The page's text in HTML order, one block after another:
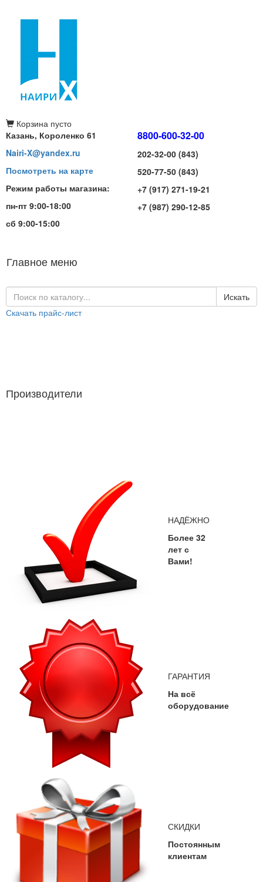
Корзина пусто
Казань, Короленко 61
Nairi-X@yandex.ru
Посмотреть на карте
Режим работы магазина:
пн-пт 9:00-18:00
сб 9:00-15:00
8800-600-32-00
202-32-00 (843)
520-77-50 (843)
+7 (917) 271-19-21
+7 (987) 290-12-85
Главное меню
Искать
Скачать прайс-лист
Производители
НАДЁЖНО
Более 32
лет с
Вами!
ГАРАНТИЯ
На всё
оборудование
СКИДКИ
Постоянным
клиентам